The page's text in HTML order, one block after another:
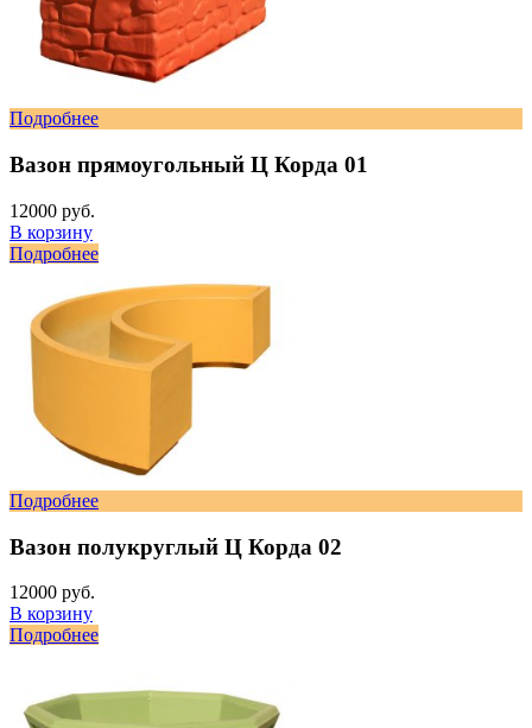
Подробнее
Вазон прямоугольный Ц Корда 01
12000 руб.
В корзину
Подробнее
Подробнее
Вазон полукруглый Ц Корда 02
12000 руб.
В корзину
Подробнее